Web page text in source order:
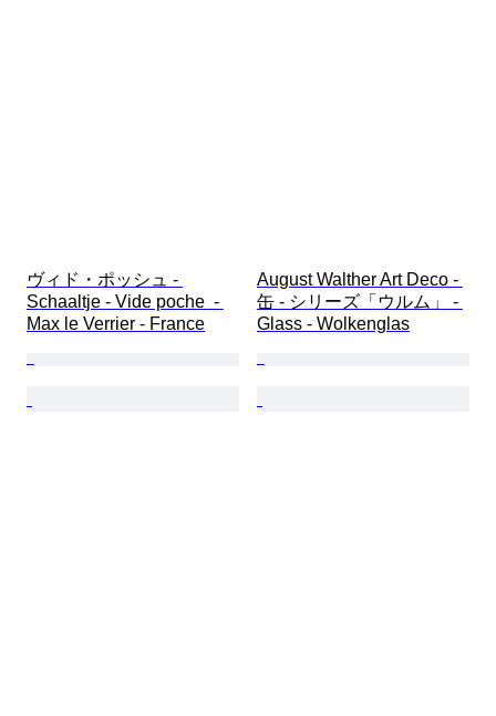
ヴィド・ポッシュ -
Schaaltje - Vide poche  -
Max le Verrier - France
August Walther Art Deco -
缶 - シリーズ「ウルム」 -
Glass - Wolkenglas